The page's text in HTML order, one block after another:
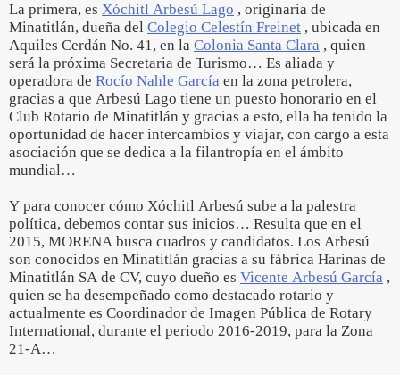
La primera, es Xóchitl Arbesú Lago , originaria de
Minatitlán, dueña del Colegio Celestín Freinet , ubicada en
Aquiles Cerdán No. 41, en la Colonia Santa Clara , quien
será la próxima Secretaria de Turismo… Es aliada y
operadora de Rocío Nahle García en la zona petrolera,
gracias a que Arbesú Lago tiene un puesto honorario en el
Club Rotario de Minatitlán y gracias a esto, ella ha tenido la
oportunidad de hacer intercambios y viajar, con cargo a esta
asociación que se dedica a la filantropía en el ámbito
mundial…
Y para conocer cómo Xóchitl Arbesú sube a la palestra
política, debemos contar sus inicios… Resulta que en el
2015, MORENA busca cuadros y candidatos. Los Arbesú
son conocidos en Minatitlán gracias a su fábrica Harinas de
Minatitlán SA de CV, cuyo dueño es Vicente Arbesú García ,
quien se ha desempeñado como destacado rotario y
actualmente es Coordinador de Imagen Pública de Rotary
International, durante el periodo 2016-2019, para la Zona
21-A…